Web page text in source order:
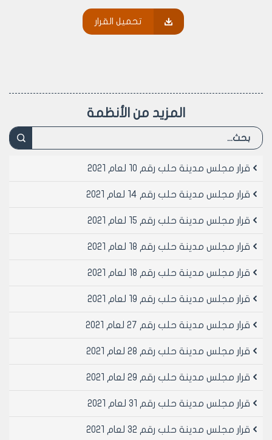
الدكتور المهندس معد المدلجي
تحميل القرار
المزيد من الأنظمة
قرار مجلس مدينة حلب رقم 10 لعام 2021
قرار مجلس مدينة حلب رقم 14 لعام 2021
قرار مجلس مدينة حلب رقم 15 لعام 2021
قرار مجلس مدينة حلب رقم 18 لعام 2021
قرار مجلس مدينة حلب رقم 18 لعام 2021
قرار مجلس مدينة حلب رقم 19 لعام 2021
قرار مجلس مدينة حلب رقم 27 لعام 2021
قرار مجلس مدينة حلب رقم 28 لعام 2021
قرار مجلس مدينة حلب رقم 29 لعام 2021
قرار مجلس مدينة حلب رقم 31 لعام 2021
قرار مجلس مدينة حلب رقم 32 لعام 2021